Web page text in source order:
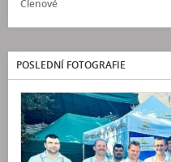
Členové
POSLEDNÍ FOTOGRAFIE